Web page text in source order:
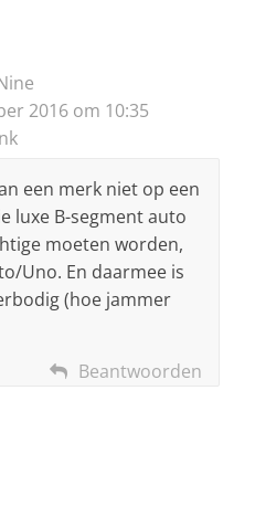
2016 om 10:35
een merk niet op een
luxe B-segment auto
moeten worden,
Uno. En daarmee is
(hoe jammer
Beantwoorden